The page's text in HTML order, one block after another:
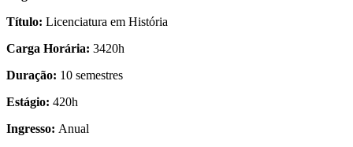
Título: Licenciatura em História
Carga Horária: 3420h
Duração: 10 semestres
Estágio: 420h
Ingresso: Anual